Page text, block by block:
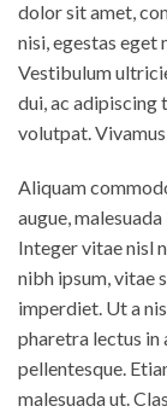
dolor sit amet,
nisi, egestas eget
Vestibulum
dui, ac adipiscing
volutpat.
Aliquam
augue,
Integer vitae nisl
nibh ipsum, vitae
imperdiet. Ut a
pharetra lectus in
pellentesque.
malesuada ut.